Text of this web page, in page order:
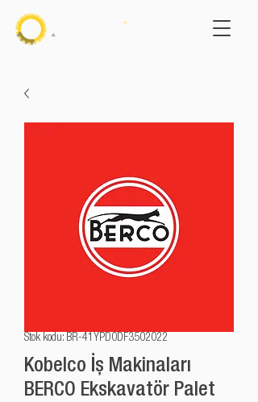
Stok kodu: BR-41YPD0DF3502022
Kobelco İş Makinaları
BERCO Ekskavatör Palet